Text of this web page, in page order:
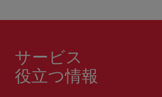
サービス
役立つ情報